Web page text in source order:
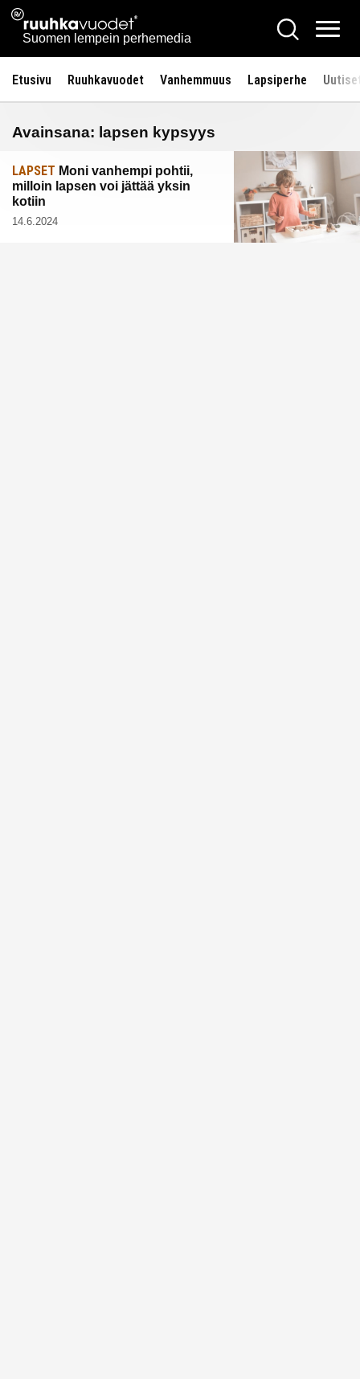
Siirry
sisältöön
Ruuhkavuodet.fi
Suomen lempein perhemedia
Hae
Etusivu Ruuhkavuodet Vanhemmuus Lapsiperhe
Avainsana: lapsen kypsyys
LAPSET Moni vanhempi pohtii,
milloin lapsen voi jättää yksin
kotiin
14.6.2024